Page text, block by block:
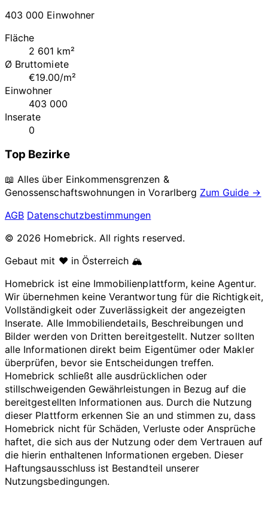
403 000 Einwohner
Fläche
2 601 km²
Ø Bruttomiete
€19.00/m²
Einwohner
403 000
Inserate
0
Top Bezirke
📖 Alles über Einkommensgrenzen &
Genossenschaftswohnungen inVorarlberg Zum Guide →
AGB Datenschutzbestimmungen
© 2026 Homebrick. All rights reserved.
Gebaut mit ❤️ in Österreich 🏔️
Homebrick ist eine Immobilienplattform, keine Agentur.
Wir übernehmen keine Verantwortung für die Richtigkeit,
Vollständigkeit oder Zuverlässigkeit der angezeigten
Inserate. Alle Immobiliendetails, Beschreibungen und
Bilder werden von Dritten bereitgestellt. Nutzer sollten
alle Informationen direkt beim Eigentümer oder Makler
überprüfen, bevor sie Entscheidungen treffen.
Homebrick schließt alle ausdrücklichen oder
stillschweigenden Gewährleistungen in Bezug auf die
bereitgestellten Informationen aus. Durch die Nutzung
dieser Plattform erkennen Sie an und stimmen zu, dass
Homebrick nicht für Schäden, Verluste oder Ansprüche
haftet, die sich aus der Nutzung oder dem Vertrauen auf
die hierin enthaltenen Informationen ergeben. Dieser
Haftungsausschluss ist Bestandteil unserer
Nutzungsbedingungen.